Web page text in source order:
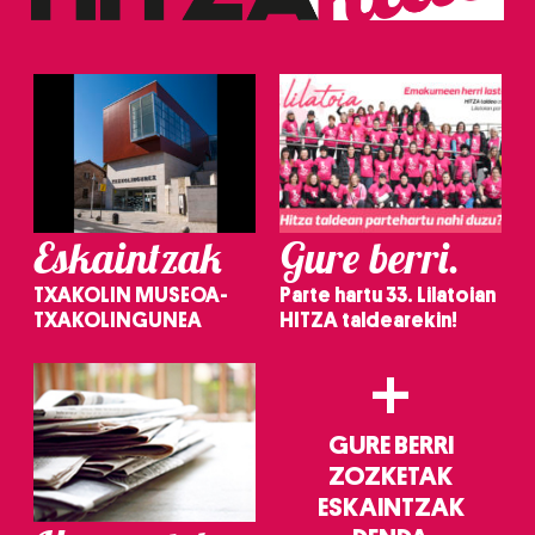
Eskaintzak
TXAKOLIN MUSEOA-
TXAKOLINGUNEA
Gure berri.
Parte hartu 33. Lilatoian
HITZA taldearekin!
+
GURE BERRI
ZOZKETAK
ESKAINTZAK